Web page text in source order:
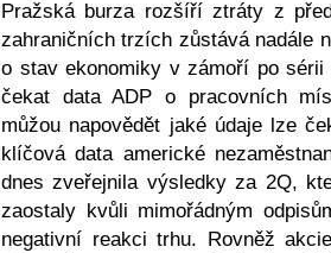
Pražská burza rozšíří ztráty z
zahraničních trzích zůstává nadále
o stav ekonomiky v zámoří po
čekat data ADP o pracovních
můžou napovědět jaké údaje lze
klíčová data americké
dnes zveřejnila výsledky za 2Q,
zaostaly kvůli mimořádným
negativní reakci trhu. Rovněž